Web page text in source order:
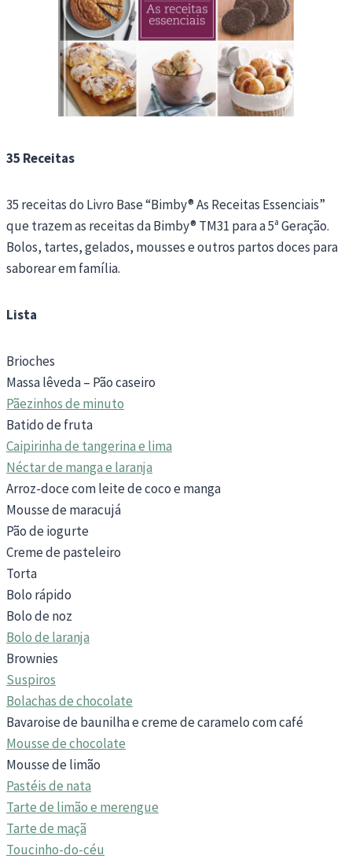
35 Receitas
35 receitas do Livro Base “Bimby® As Receitas Essenciais”
que trazem as receitas da Bimby® TM31 para a 5ª Geração.
Bolos, tartes, gelados, mousses e outros partos doces para
saborear em família.
Lista
Brioches
Massa lêveda – Pão caseiro
Pãezinhos de minuto
Batido de fruta
Caipirinha de tangerina e lima
Néctar de manga e laranja
Arroz-doce com leite de coco e manga
Mousse de maracujá
Pão de iogurte
Creme de pasteleiro
Torta
Bolo rápido
Bolo de noz
Bolo de laranja
Brownies
Suspiros
Bolachas de chocolate
Bavaroise de baunilha e creme de caramelo com café
Mousse de chocolate
Mousse de limão
Pastéis de nata
Tarte de limão e merengue
Tarte de maçã
Toucinho-do-céu